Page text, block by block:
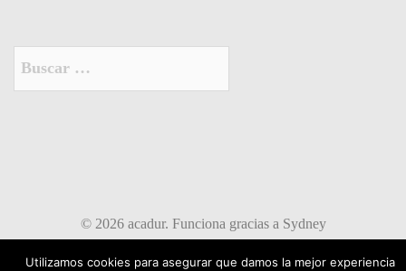
© 2026 acadur. Funciona gracias a Sydney
Utilizamos cookies para asegurar que damos la mejor experiencia